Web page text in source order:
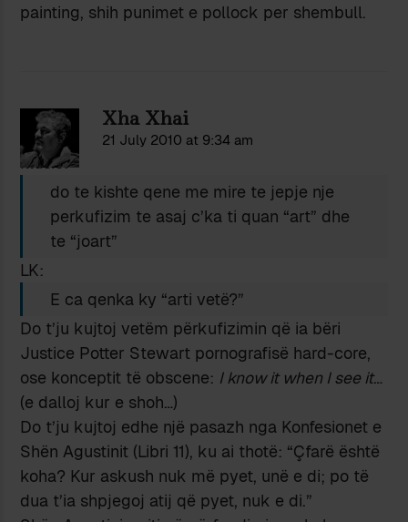
painting, shih punimet e pollock per shembull.
Xha Xhai
21 July 2010 at 9:34 am
Illusio:
do te kishte qene me mire te jepje nje
perkufizim te asaj c’ka ti quan “art” dhe
te “joart”
LK:
E ca qenka ky “arti vetë?”
Do t’ju kujtoj vetëm përkufizimin që ia bëri
Justice Potter Stewart pornografisë hard-core,
ose konceptit të obscene: I know it when I see it…
(e dalloj kur e shoh…)
Do t’ju kujtoj edhe një pasazh nga Konfesionet e
Shën Agustinit (Libri 11), ku ai thotë: “Çfarë është
koha? Kur askush nuk më pyet, unë e di; po të
dua t’ia shpjegoj atij që pyet, nuk e di.”